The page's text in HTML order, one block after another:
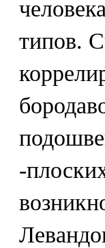
типов.
-